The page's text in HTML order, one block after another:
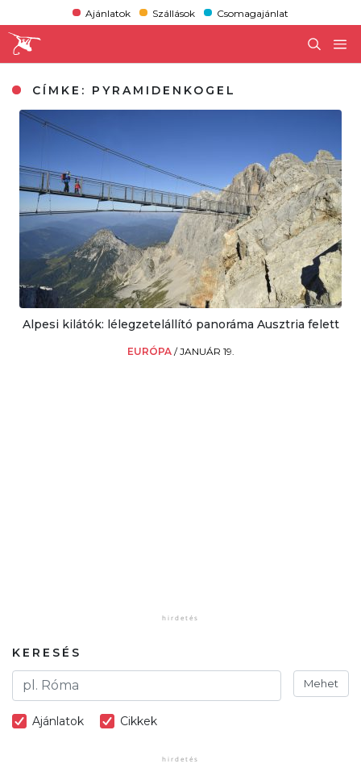
Ajánlatok Szállások Csomagajánlat
CÍMKE: PYRAMIDENKOGEL
Alpesi kilátók: lélegzetelállító panoráma Ausztria felett
EURÓPA /JANUÁR 19.
KERESÉS
Mehet
Ajánlatok Cikkek